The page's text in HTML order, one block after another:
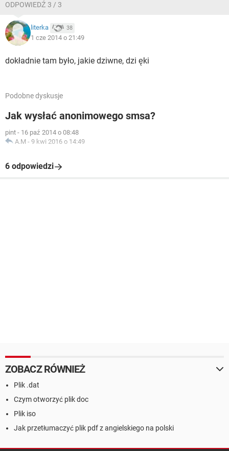
ODPOWIEDŹ 3 / 3
literka 38
1 cze 2014 o 21:49
dokładnie tam było, jakie dziwne, dzi ęki
Podobne dyskusje
Jak wysłać anonimowego smsa?
pint - 16 paź 2014 o 08:48
A.M - 9 kwi 2016 o 14:49
6 odpowiedzi
ZOBACZ RÓWNIEŻ
Plik .dat
Czym otworzyć plik doc
Plik iso
Jak przetłumaczyć plik pdf z angielskiego na polski